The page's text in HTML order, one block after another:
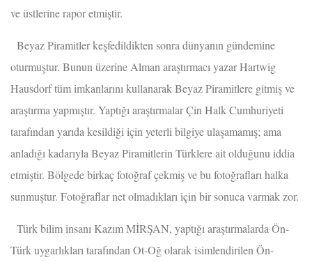
ve üstlerine rapor etmiştir.
Beyaz Piramitler keşfedildikten sonra dünyanın gündemine
oturmuştur. Bunun üzerine Alman araştırmacı yazar Hartwig
Hausdorf tüm imkanlarını kullanarak Beyaz Piramitlere gitmiş ve
araştırma yapmıştır. Yaptığı araştırmalar Çin Halk Cumhuriyeti
tarafından yarıda kesildiği için yeterli bilgiye ulaşamamış; ama
anladığı kadarıyla Beyaz Piramitlerin Türklere ait olduğunu iddia
etmiştir. Bölgede birkaç fotoğraf çekmiş ve bu fotoğrafları halka
sunmuştur. Fotoğraflar net olmadıkları için bir sonuca varmak zor.
Türk bilim insanı Kazım MİRŞAN, yaptığı araştırmalarda Ön-
Türk uygarlıkları tarafından Ot-Oğ olarak isimlendirilen Ön-